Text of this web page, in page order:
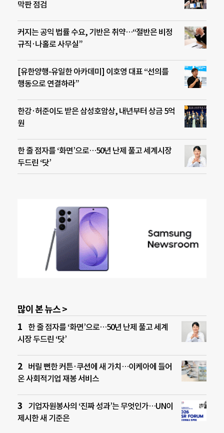
막판 점검
커지는 공익 법률 수요, 기반은 취약…“절반은 비정
규직·나홀로 사무실”
[유한양행-유일한 아카데미] 이호영 대표 “선의를
행동으로 연결하라”
한강·허준이도 받은 삼성호암상, 내년부터 상금 5억
원
한 줄 점자를 ‘화면’으로…50년 난제 풀고 세계시장
두드린 ‘닷’
많이 본 뉴스 >
한 줄 점자를 ‘화면’으로…50년 난제 풀고 세계
시장 두드린 ‘닷’
버릴 뻔한 커튼·쿠션에 새 가치…이케아에 들어
온 사회적기업 재봉 서비스
기업자원봉사의 ‘진짜 성과’는 무엇인가…UN이
제시한 새 기준은